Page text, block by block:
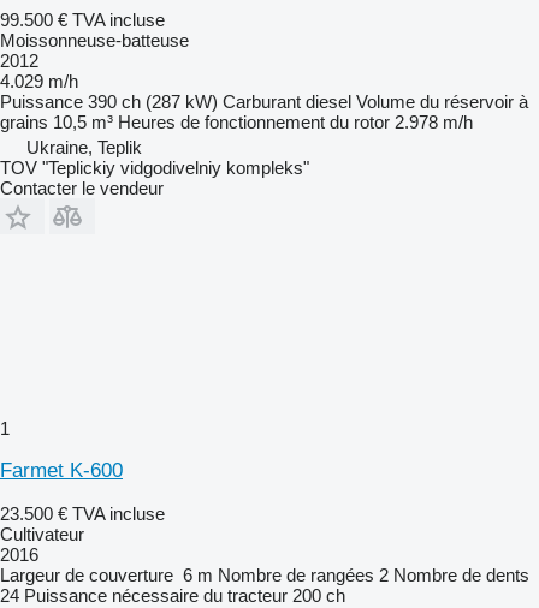
99.500 € TVA incluse
Moissonneuse-batteuse
2012
4.029 m/h
Puissance 390 ch (287 kW) Carburant diesel Volume du réservoir à
grains 10,5 m³ Heures de fonctionnement du rotor 2.978 m/h
Ukraine, Teplik
TOV "Teplickiy vidgodivelniy kompleks"
Contacter le vendeur
1
Farmet K-600
23.500 € TVA incluse
Cultivateur
2016
Largeur de couverture 6 m Nombre de rangées 2 Nombre de dents
24 Puissance nécessaire du tracteur 200 ch